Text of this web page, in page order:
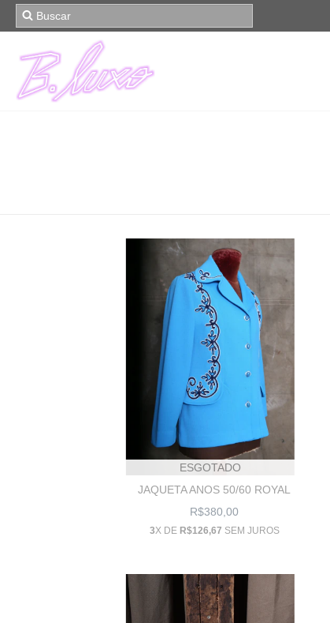
ESGOTADO
JAQUETA ANOS 50/60 ROYAL
R$380,00
3X DE R$126,67 SEM JUROS